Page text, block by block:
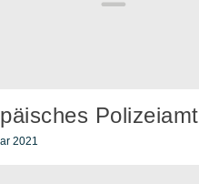
Polizeiamt
2021